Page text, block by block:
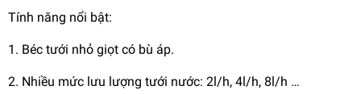
Tính năng nổi bật:
1. Béc tưới nhỏ giọt có bù áp.
2. Nhiều mức lưu lượng tưới nước: 2l/h, 4l/h, 8l/h …